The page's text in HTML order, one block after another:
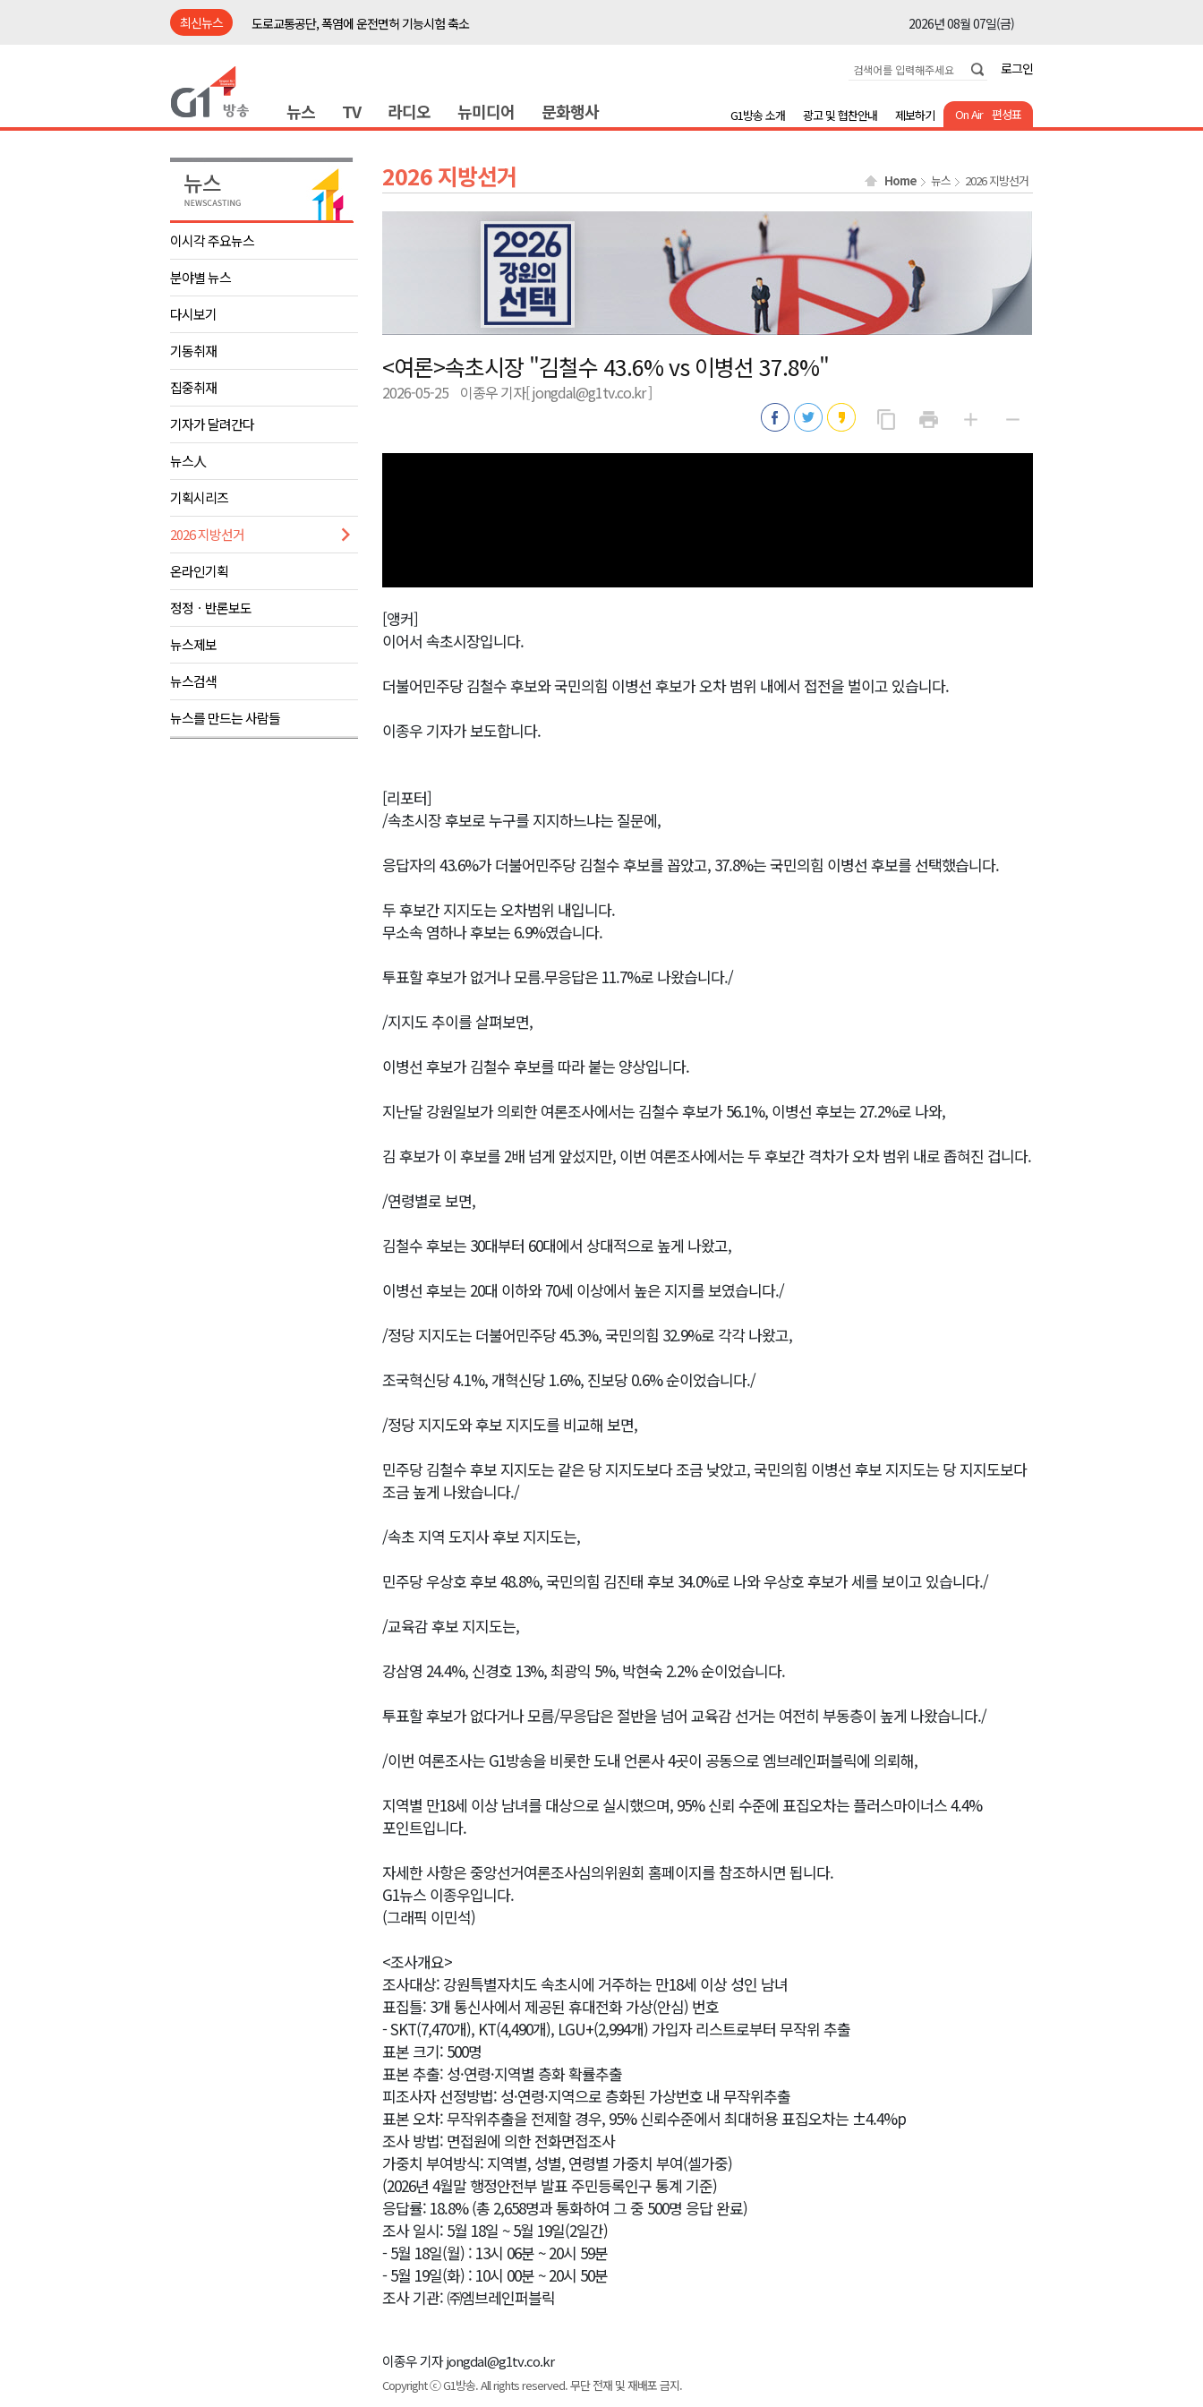
최신뉴스
도로교통공단, 폭염에 운전면허 기능시험 축소
2026년 08월 07일(금)
2026년 08월 07일(금)
<강원랜드> 관광객이 인구 3배..싱가포르 복합리조트
2026년 08월 07일(금)
제28회 정동진독립영화제 오늘 개막
양양군, 소상공인 특례보증 2차 지원사업 시행
2026년 08월 07일(금)
평창군 재해 예방 도로 시설물 정밀 안전 진단
2026년 08월 07일(금)
2026년 08월 07일(금)
강릉시, '상생동행 100일 릴레이' 경제살리기 추진
2026년 08월 07일(금)
삼척시, 무건리 이끼폭포 생태탐방로 전면 통제
<강원랜드> 관광객이 인구 3배..싱가포르 복합리조트
<강원랜드> 마카오 카지노 "복합리조트로 진화 중"
2026년 08월 07일(금)
제28회 정동진독립영화제 오늘 개막
2026년 08월 07일(금)
양양군, 소상공인 특례보증 2차 지원사업 시행
동해시, '해군1함대로' 명예도로 4.1km 지정
로그인
뉴스 TV 라디오 뉴미디어 문화행사 On Air 편성표
G1방송 소개 광고 및 협찬안내 제보하기
이시각 주요뉴스
분야별 뉴스
다시보기
기동취재
집중취재
기자가 달려간다
뉴스人
기획시리즈
2026 지방선거
온라인기획
정정ㆍ반론보도
뉴스제보
뉴스검색
뉴스를 만드는 사람들
2026 지방선거 Home 뉴스 2026 지방선거
<여론>속초시장 "김철수 43.6% vs 이병선 37.8%"
2026-05-25 이종우 기자[ jongdal@g1tv.co.kr ]
content_copy
사
print add
게
remove
게
[앵커]
이어서 속초시장입니다.
더불어민주당 김철수 후보와 국민의힘 이병선 후보가 오차 범위 내에서 접전을 벌이고 있습니다.
이종우 기자가 보도합니다.
[리포터]
/속초시장 후보로 누구를 지지하느냐는 질문에,
응답자의 43.6%가 더불어민주당 김철수 후보를 꼽았고, 37.8%는 국민의힘 이병선 후보를 선택했습니다.
두 후보간 지지도는 오차범위 내입니다.
무소속 염하나 후보는 6.9%였습니다.
투표할 후보가 없거나 모름.무응답은 11.7%로 나왔습니다./
/지지도 추이를 살펴보면,
이병선 후보가 김철수 후보를 따라 붙는 양상입니다.
지난달 강원일보가 의뢰한 여론조사에서는 김철수 후보가 56.1%, 이병선 후보는 27.2%로 나와,
김 후보가 이 후보를 2배 넘게 앞섰지만, 이번 여론조사에서는 두 후보간 격차가 오차 범위 내로 좁혀진 겁니다.
/연령별로 보면,
김철수 후보는 30대부터 60대에서 상대적으로 높게 나왔고,
이병선 후보는 20대 이하와 70세 이상에서 높은 지지를 보였습니다./
/정당 지지도는 더불어민주당 45.3%, 국민의힘 32.9%로 각각 나왔고,
조국혁신당 4.1%, 개혁신당 1.6%, 진보당 0.6% 순이었습니다./
/정당 지지도와 후보 지지도를 비교해 보면,
민주당 김철수 후보 지지도는 같은 당 지지도보다 조금 낮았고, 국민의힘 이병선 후보 지지도는 당 지지도보다
조금 높게 나왔습니다./
/속초 지역 도지사 후보 지지도는,
민주당 우상호 후보 48.8%, 국민의힘 김진태 후보 34.0%로 나와 우상호 후보가 세를 보이고 있습니다./
/교육감 후보 지지도는,
강삼영 24.4%, 신경호 13%, 최광익 5%, 박현숙 2.2% 순이었습니다.
투표할 후보가 없다거나 모름/무응답은 절반을 넘어 교육감 선거는 여전히 부동층이 높게 나왔습니다./
/이번 여론조사는 G1방송을 비롯한 도내 언론사 4곳이 공동으로 엠브레인퍼블릭에 의뢰해,
지역별 만18세 이상 남녀를 대상으로 실시했으며, 95% 신뢰 수준에 표집오차는 플러스마이너스 4.4%
포인트입니다.
자세한 사항은 중앙선거여론조사심의위원회 홈페이지를 참조하시면 됩니다.
G1뉴스 이종우입니다.
(그래픽 이민석)
<조사개요>
조사대상: 강원특별자치도 속초시에 거주하는 만18세 이상 성인 남녀
표집틀: 3개 통신사에서 제공된 휴대전화 가상(안심) 번호
- SKT(7,470개), KT(4,490개), LGU+(2,994개) 가입자 리스트로부터 무작위 추출
표본 크기: 500명
표본 추출: 성·연령·지역별 층화 확률추출
피조사자 선정방법: 성·연령·지역으로 층화된 가상번호 내 무작위추출
표본 오차: 무작위추출을 전제할 경우, 95% 신뢰수준에서 최대허용 표집오차는 ±4.4%p
조사 방법: 면접원에 의한 전화면접조사
가중치 부여방식: 지역별, 성별, 연령별 가중치 부여(셀가중)
(2026년 4월말 행정안전부 발표 주민등록인구 통계 기준)
응답률: 18.8% (총 2,658명과 통화하여 그 중 500명 응답 완료)
조사 일시: 5월 18일 ~ 5월 19일(2일간)
- 5월 18일(월) : 13시 06분 ~ 20시 59분
- 5월 19일(화) : 10시 00분 ~ 20시 50분
조사 기관: ㈜엠브레인퍼블릭
이종우 기자 jongdal@g1tv.co.kr
Copyright ⓒ G1방송. All rights reserved. 무단 전재 및 재배포 금지.